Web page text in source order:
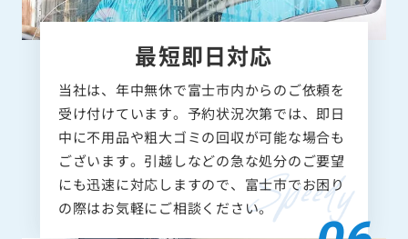
最短即日対応
当社は、年中無休で富士市内からのご依頼を
受け付けています。予約状況次第では、即日
中に不用品や粗大ゴミの回収が可能な場合も
ございます。引越しなどの急な処分のご要望
にも迅速に対応しますので、富士市でお困り
の際はお気軽にご相談ください。